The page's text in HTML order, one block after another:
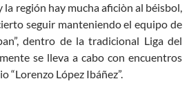
la región hay mucha aficiòn al béisbol,
seguir manteniendo el equipo de
dentro de la tradicional Liga del
se lleva a cabo con encuentros
“Lorenzo López Ibáñez”.